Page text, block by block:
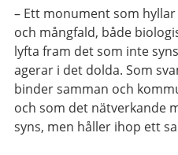
– Ett monument som
och mångfald, både
lyfta fram det som inte
agerar i det dolda. Som
binder samman och
och som det nätverkande
syns, men håller ihop ett